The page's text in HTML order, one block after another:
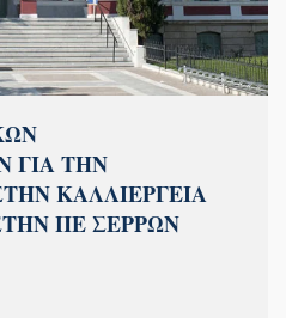
ΓΙΑ ΤΗΝ
ΚΑΛΛΙΕΡΓΕΙΑ
ΠΕ ΣΕΡΡΩΝ